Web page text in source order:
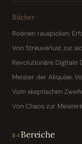
Bücher
Rosinen rauspicken:
Von Streuverlust zur
Revolutionäre Digitale
Meister der Akquise:
Vom skeptischen
Von Chaos zur
04Bereiche